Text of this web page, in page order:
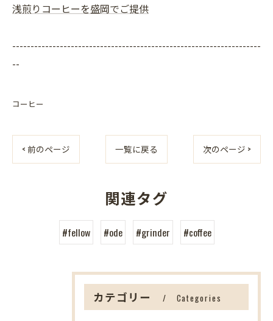
浅煎りコーヒーを盛岡でご提供
--------------------------------------------------------------------
--
コーヒー
< 前のページ 一覧に戻る 次のページ >
関連タグ
#fellow #ode #grinder #coffee
カテゴリー Categories